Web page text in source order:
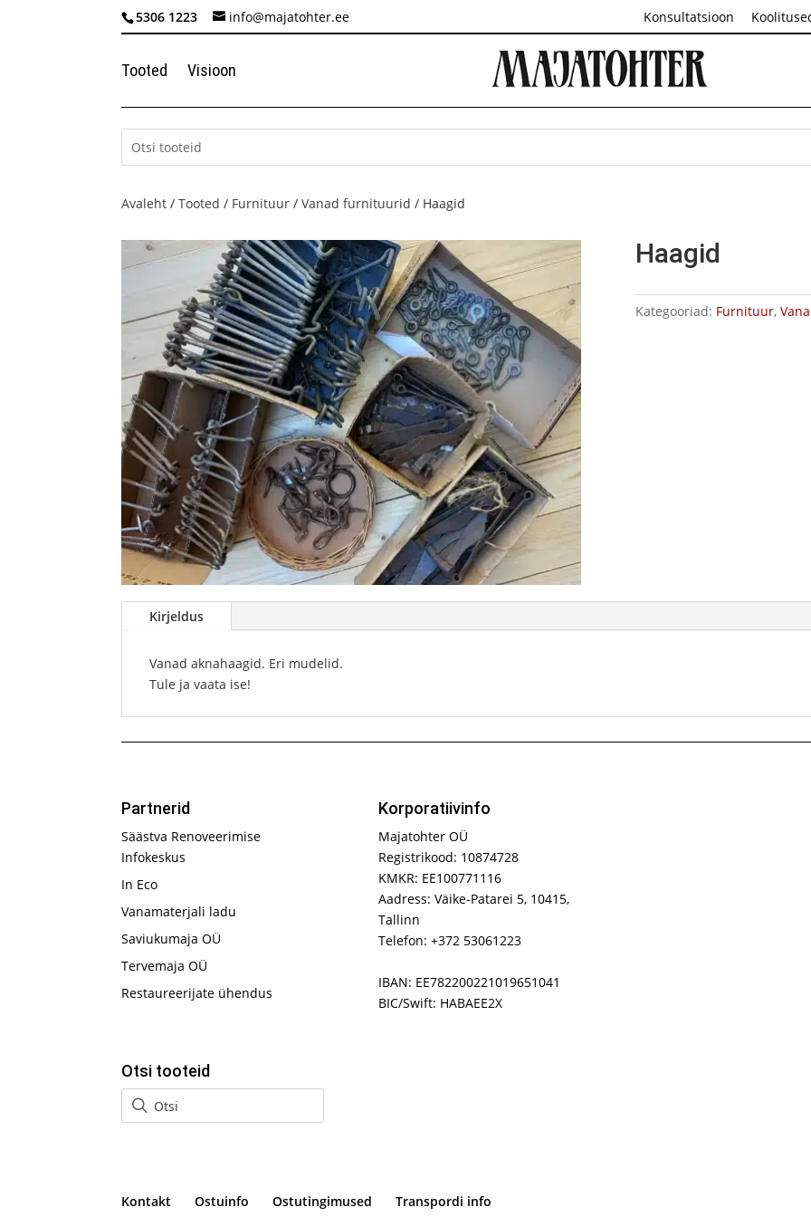
5306 1223 info@majatohter.ee Konsultatsioon
Tooted Visioon
Avaleht /Tooted / Furnituur /Vanad furnituurid / Haagid
Haagid
Kategooriad: Furnituur,
Kirjeldus
Vanad aknahaagid. Eri mudelid.
Tule ja vaata ise!
Partnerid
Säästva Renoveerimise
Infokeskus
In Eco
Vanamaterjali ladu
Saviukumaja OÜ
Tervemaja OÜ
Restaureerijate ühendus
Otsi tooteid
Korporatiivinfo
Majatohter OÜ
Registrikood: 10874728
KMKR: EE100771116
Aadress: Väike-Patarei 5, 10415,
Tallinn
Telefon: +372 53061223
IBAN: EE782200221019651041
BIC/Swift: HABAEE2X
Kontakt Ostuinfo Ostutingimused Transpordi info